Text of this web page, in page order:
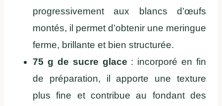
progressivement aux blancs d’œufs
montés, il permet d’obtenir une meringue
ferme, brillante et bien structurée.
75 g de sucre glace : incorporé en fin
de préparation, il apporte une texture
plus fine et contribue au fondant des